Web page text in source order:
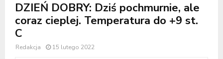
DZIEŃ DOBRY: Dziś pochmurnie, ale
coraz cieplej. Temperatura do +9 st.
C
Redakcja 15 lutego 2022